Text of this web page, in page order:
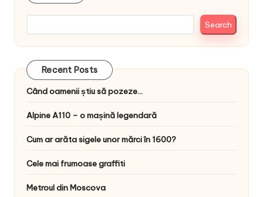
Search
Recent Posts
Când oamenii știu să pozeze…
Alpine A110 – o mașină legendară
Cum ar arăta sigele unor mărci în 1600?
Cele mai frumoase graffiti
Metroul din Moscova